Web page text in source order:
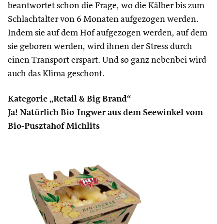
beantwortet schon die Frage, wo die Kälber bis zum
Schlachtalter von 6 Monaten aufgezogen werden.
Indem sie auf dem Hof aufgezogen werden, auf dem
sie geboren werden, wird ihnen der Stress durch
einen Transport erspart. Und so ganz nebenbei wird
auch das Klima geschont.
Kategorie „Retail & Big Brand“
Ja! Natürlich Bio-Ingwer aus dem Seewinkel vom
Bio-Pusztahof Michlits